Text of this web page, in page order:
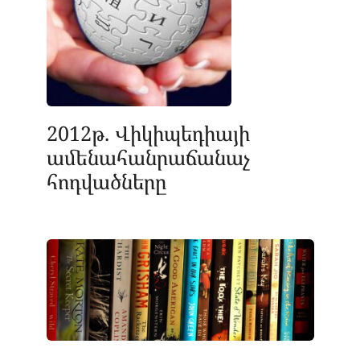
2012թ. Վիկիպեդիայի
ամենահանրաճանաչ
հոդվածները